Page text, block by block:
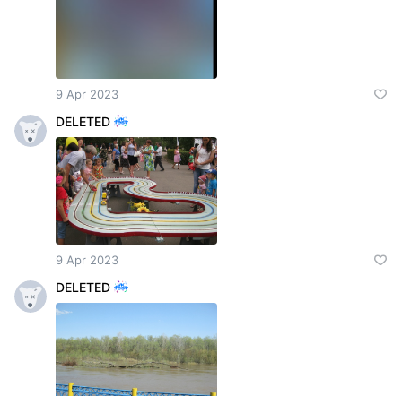
9 Apr 2023
DELETED
9 Apr 2023
DELETED